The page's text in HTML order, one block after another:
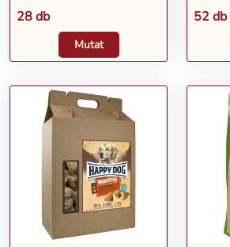
28 db
Mutat
52 db